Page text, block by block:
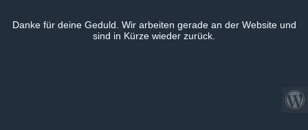
Danke für deine Geduld. Wir arbeiten gerade an der Website und
sind in Kürze wieder zurück.